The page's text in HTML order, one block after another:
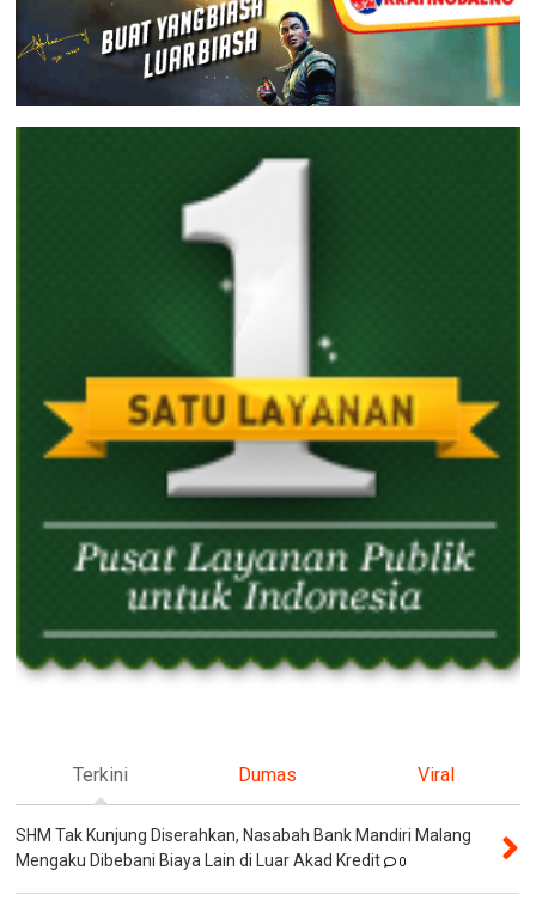
Terkini Dumas Viral
SHM Tak Kunjung Diserahkan, Nasabah Bank Mandiri Malang
Mengaku Dibebani Biaya Lain di Luar Akad Kredit
0